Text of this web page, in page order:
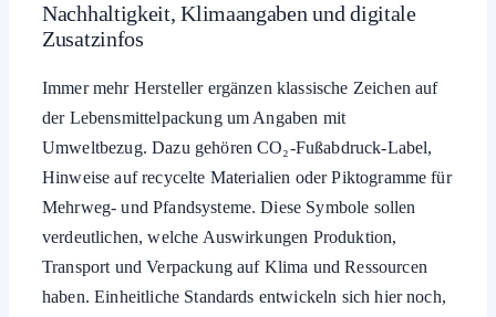
Nachhaltigkeit, Klimaangaben und digitale
Zusatzinfos
Immer mehr Hersteller ergänzen klassische Zeichen auf
der Lebensmittelpackung um Angaben mit
Umweltbezug. Dazu gehören CO₂-Fußabdruck-Label,
Hinweise auf recycelte Materialien oder Piktogramme für
Mehrweg- und Pfandsysteme. Diese Symbole sollen
verdeutlichen, welche Auswirkungen Produktion,
Transport und Verpackung auf Klima und Ressourcen
haben. Einheitliche Standards entwickeln sich hier noch,